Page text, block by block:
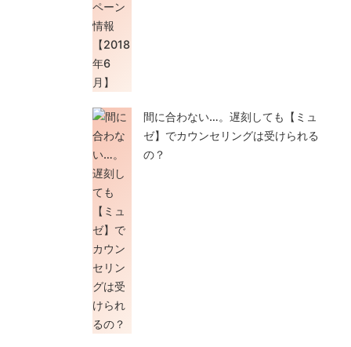
間に合わない…。遅刻しても【ミュ
ゼ】でカウンセリングは受けられる
の？